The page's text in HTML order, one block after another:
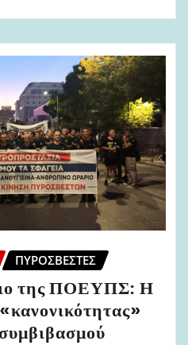
ΠΥΡΟΣΒΈΣΤΕΣ
της ΠΟΕΥΠΣ: Η